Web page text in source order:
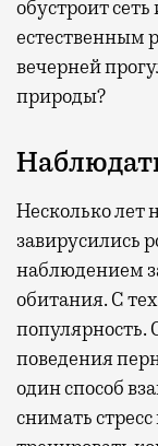
обустроит
естественным
вечерней
природы?
Несколько лет
завирусились
наблюдением
обитания. С
популярность.
поведения
один способ
снимать